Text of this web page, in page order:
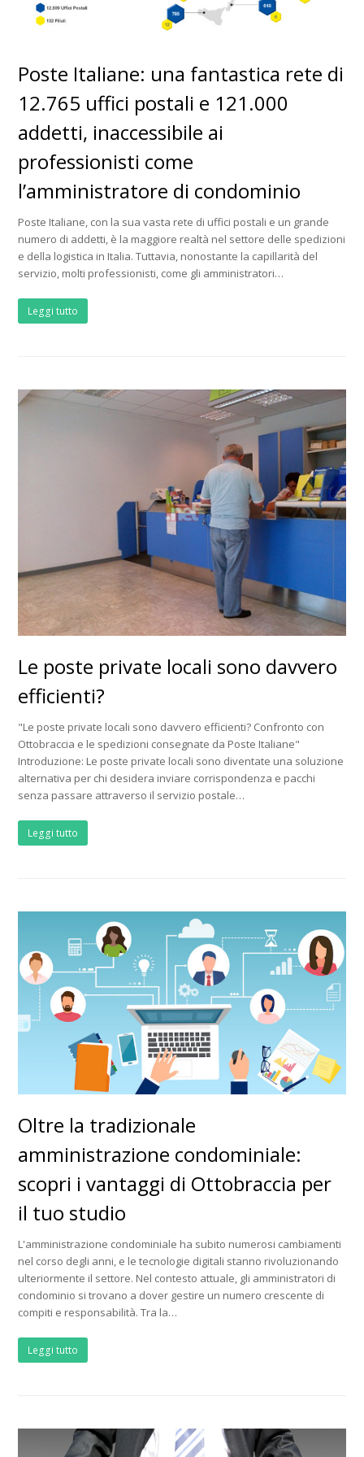
Poste Italiane: una fantastica rete di
12.765 uffici postali e 121.000
addetti, inaccessibile ai
professionisti come
l’amministratore di condominio
Poste Italiane, con la sua vasta rete di uffici postali e un grande
numero di addetti, è la maggiore realtà nel settore delle spedizioni
e della logistica in Italia. Tuttavia, nonostante la capillarità del
servizio, molti professionisti, come gli amministratori…
Leggi tutto
Le poste private locali sono davvero
efficienti?
"Le poste private locali sono davvero efficienti? Confronto con
Ottobraccia e le spedizioni consegnate da Poste Italiane"
Introduzione: Le poste private locali sono diventate una soluzione
alternativa per chi desidera inviare corrispondenza e pacchi
senza passare attraverso il servizio postale…
Leggi tutto
Oltre la tradizionale
amministrazione condominiale:
scopri i vantaggi di Ottobraccia per
il tuo studio
L'amministrazione condominiale ha subito numerosi cambiamenti
nel corso degli anni, e le tecnologie digitali stanno rivoluzionando
ulteriormente il settore. Nel contesto attuale, gli amministratori di
condominio si trovano a dover gestire un numero crescente di
compiti e responsabilità. Tra la…
Leggi tutto